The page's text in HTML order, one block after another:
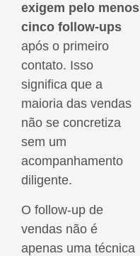
exigem pelo menos
cinco follow-ups
após o primeiro
contato. Isso
significa que a
maioria das vendas
não se concretiza
sem um
acompanhamento
diligente.
O follow-up de
vendas não é
apenas uma técnica